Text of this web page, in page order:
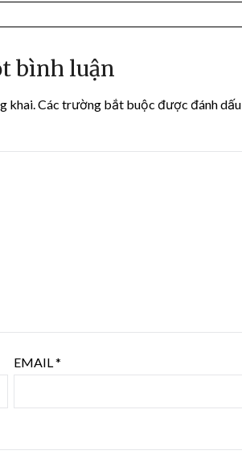
bình luận
khai.Các trường bắt buộc được đánh dấu
EMAIL*